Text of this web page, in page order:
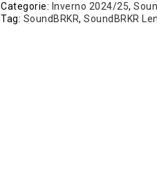
Categorie: Inverno 2024/25,
Tag: SoundBRKR,SoundBRKR